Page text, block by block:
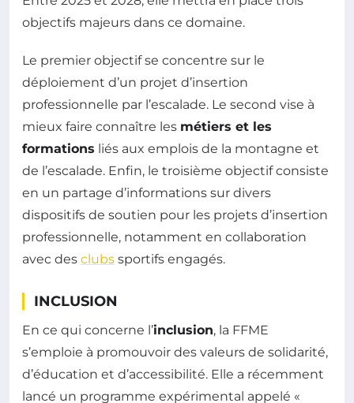
objectifs majeurs dans ce domaine.
Le premier objectif se concentre sur le
déploiement d’un projet d’insertion
professionnelle par l’escalade. Le second vise à
mieux faire connaître les métiers et les
formations liés aux emplois de la montagne et
de l’escalade. Enfin, le troisième objectif consiste
en un partage d’informations sur divers
dispositifs de soutien pour les projets d’insertion
professionnelle, notamment en collaboration
avec des clubs sportifs engagés.
INCLUSION
En ce qui concerne l’inclusion, la FFME
s’emploie à promouvoir des valeurs de solidarité,
d’éducation et d’accessibilité. Elle a récemment
lancé un programme expérimental appelé «